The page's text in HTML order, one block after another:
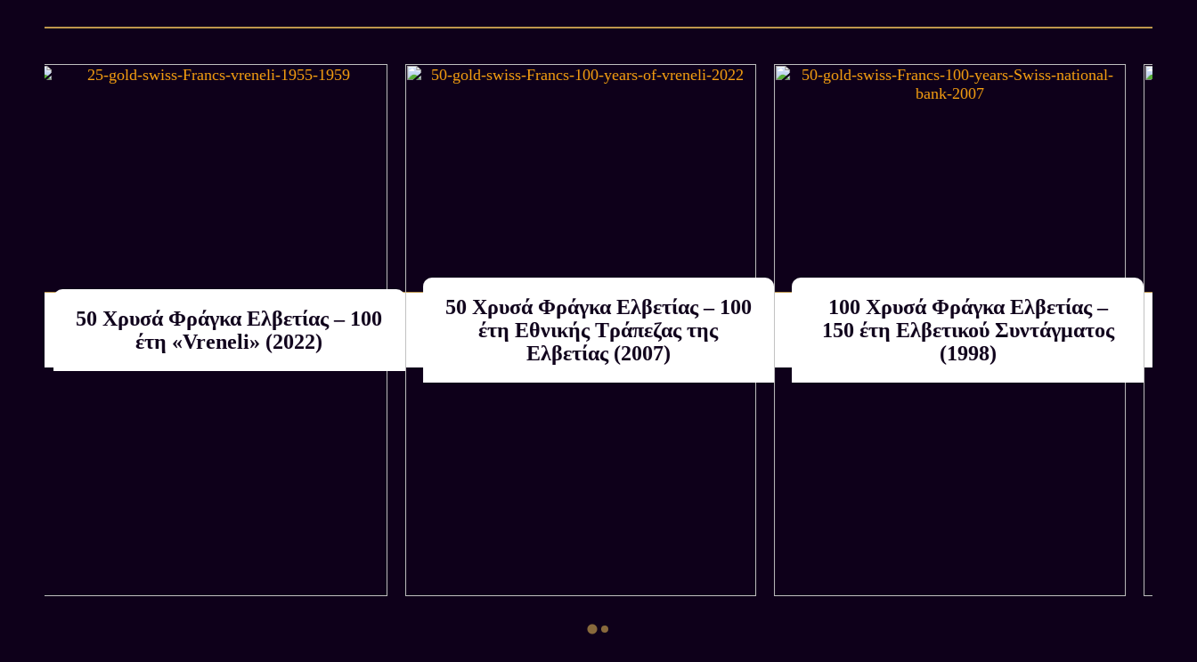
διατηρήθηκαν μόνο 20.000 νομίσματα ανά έτος, ενώ όλα τα υπόλοιπα
Αγοράζουμε εμείς
ΚΑΤΟΠΙΝ ΕΚΤΙΜΗΣΗΣ
Αγοράζουμε εμείς
ΚΑΤΟΠΙΝ ΕΚΤΙΜΗΣΗΣ
50 Χρυσά Φράγκα Ελβετίας – 100
έτη «Vreneli» (2022)
Αγοράζουμε εμείς
ΚΑΤΟΠΙΝ ΕΚΤΙΜΗΣΗΣ
50 Χρυσά Φράγκα Ελβετίας – 100
έτη Εθνικής Τράπεζας της
Ελβετίας (2007)
100 Χρυσά Φράγκα Ελβετίας –
150 έτη Ελβετικού Συντάγματος
(1998)